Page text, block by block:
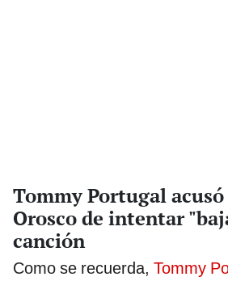
Tommy Portugal
Orosco de intentar
canción
Como se recuerda, Tommy